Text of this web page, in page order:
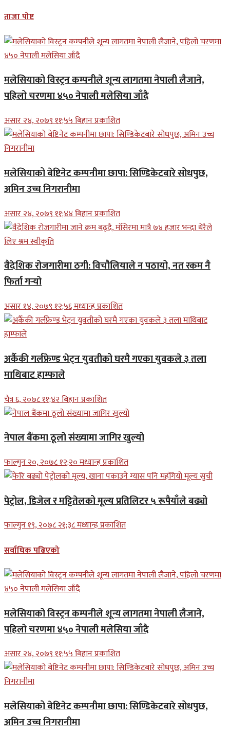
ताजा पोष्ट
मलेसियाको विस्ट्रन कम्पनीले शून्य लागतमा नेपाली लैजाने,
पहिलो चरणमा ४५० नेपाली मलेसिया जाँदै
असार २४, २०७९ ११;५५ बिहान प्रकाशित
मलेसियाको बेष्टिनेट कम्पनीमा छापा: सिण्डिकेटबारे सोधपुछ,
अमिन उच्च निगरानीमा
असार २४, २०७९ ११;४४ बिहान प्रकाशित
वैदेशिक रोजगारीमा ठगी: विचौलियाले न पठायो, नत रकम नै
फिर्ता गर्‍यो
असार १४, २०७९ १२;५६ मध्यान्ह प्रकाशित
अर्कैकी गर्लफ्रेण्ड भेट्न युवतीको घरमै गएका युवकले ३ तला
माथिबाट हाम्फाले
चैत्र ६, २०७८ ११;४२ बिहान प्रकाशित
नेपाल बैंकमा ठूलो संख्यामा जागिर खुल्यो
फाल्गुन २०, २०७८ १२;२० मध्यान्ह प्रकाशित
पेट्रोल, डिजेल र मट्टितेलको मूल्य प्रतिलिटर ५ रूपैयाँले बढ्यो
फाल्गुन १९, २०७८ २१;३८ मध्यान्ह प्रकाशित
सर्वाधिक पढिएको
मलेसियाको विस्ट्रन कम्पनीले शून्य लागतमा नेपाली लैजाने,
पहिलो चरणमा ४५० नेपाली मलेसिया जाँदै
असार २४, २०७९ ११;५५ बिहान प्रकाशित
मलेसियाको बेष्टिनेट कम्पनीमा छापा: सिण्डिकेटबारे सोधपुछ,
अमिन उच्च निगरानीमा